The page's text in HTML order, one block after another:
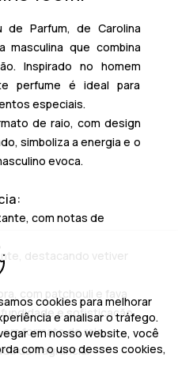
de Parfum, de Carolina
masculina que combina
Inspirado no homem
perfume é ideal para
especiais.
de raio, com design
simboliza a energia e o
evoca.
, com notas de
, destacando vetiver
, com patchouli e fava
e sofisticação.
em formato de raio,
da fragrância.
cookies para melhorar
e analisar o tráfego.
em nosso website, você
com o uso desses cookies,